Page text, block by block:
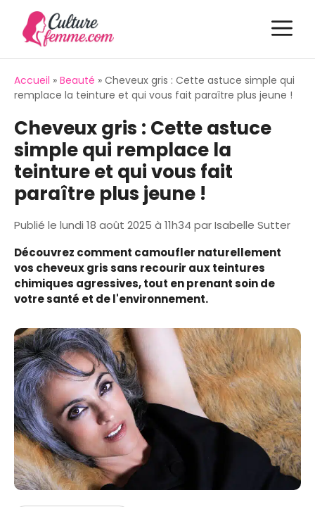
contenu
Accueil » Beauté » Cheveux gris : Cette astuce simple qui
remplace la teinture et qui vous fait paraître plus jeune !
Cheveux gris : Cette astuce
simple qui remplace la
teinture et qui vous fait
paraître plus jeune !
Publié le lundi 18 août 2025 à 11h34 parIsabelle Sutter
Découvrez comment camoufler naturellement
vos cheveux gris sans recourir aux teintures
chimiques agressives, tout en prenant soin de
votre santé et de l'environnement.